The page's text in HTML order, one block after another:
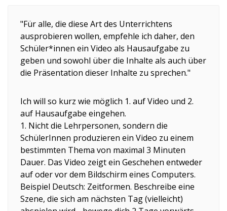
"Für alle, die diese Art des Unterrichtens
ausprobieren wollen, empfehle ich daher, den
Schüler*innen ein Video als Hausaufgabe zu
geben und sowohl über die Inhalte als auch über
die Präsentation dieser Inhalte zu sprechen."
Ich will so kurz wie möglich 1. auf Video und 2.
auf Hausaufgabe eingehen.
1. Nicht die Lehrpersonen, sondern die
SchülerInnen produzieren ein Video zu einem
bestimmten Thema von maximal 3 Minuten
Dauer. Das Video zeigt ein Geschehen entweder
auf oder vor dem Bildschirm eines Computers.
Beispiel Deutsch: Zeitformen. Beschreibe eine
Szene, die sich am nächsten Tag (vielleicht)